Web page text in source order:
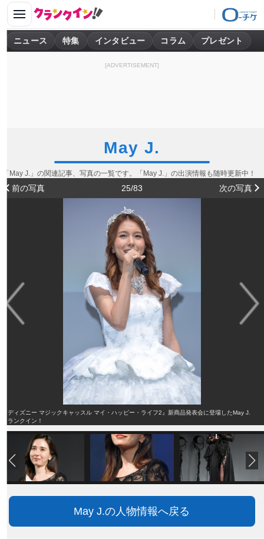
ニュース 特集 インタビュー コラム プレゼント
[ADVERTISEMENT]
May J.
「May J.」の関連記事、写真の一覧です。「May J.」の出演情報も随時更新中！
前の写真 25/83 次の写真
『ディズニー マジックキャッスル マイ・ハッピー・ライフ2』新商品発表会に登場したMay J.
クランクイン！
May J.の人物情報へ戻る